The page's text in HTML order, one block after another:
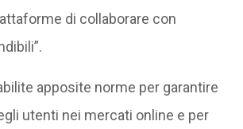
di collaborare con
apposite norme per garantire
utenti nei mercati online e per